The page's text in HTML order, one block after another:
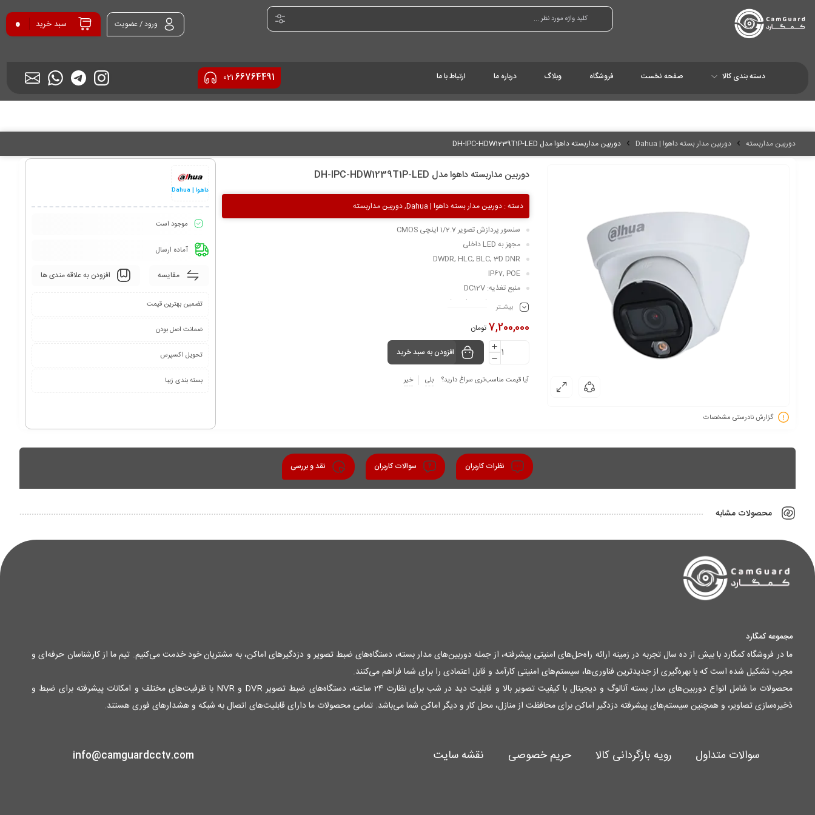
ورود / عضویت سبد خرید 0
دسته بندی کالا صفحه نخست فروشگاه وبلاگ درباره ما ارتباط با ما 66764491
021
دوربین مداربسته دوربین مدار بسته داهوا | Dahua دوربین مداربسته داهوا مدل DH-IPC-HDW1239T1P-LED
گزارش نادرستی مشخصات
دوربین مداربسته داهوا مدل DH-IPC-HDW1239T1P-LED
دسته :دوربین مدار بسته داهوا | Dahua ,دوربین مداربسته
سنسور پردازش تصویر 1/2.7 اینچی CMOS
مجهز به LED داخلی
DWDR, HLC, BLC, 3D DNR
IP67, POE
منبع تغذیه: DC12V
مجهز به motion detection
بیشـتر
7,200,000 تومان
افزودن به سبد خرید
آیا قیمت مناسب‌تری سراغ دارید؟ بلی خیر
داهوا | Dahua
موجود است
آماده ارسال
مقایسه افزودن به علاقه مندی ها
تضمین بهترین قیمت
ضمانت اصل بودن
تحویل اکسپرس
بسته بندی زیبا
نظرات کاربران سوالات کاربران نقد و بررسی
محصولات مشابه
مجموعه کمگارد
ما در فروشگاه کمگارد با بیش از ده سال تجربه در زمینه ارائه راه‌حل‌های امنیتی پیشرفته، از جمله دوربین‌های مدار بسته، دستگاه‌های ضبط تصویر و دزدگیرهای اماکن، به مشتریان خود خدمت می‌کنیم. تیم ما از کارشناسان حرفه‌ای و
مجرب تشکیل شده است که با بهره‌گیری از جدیدترین فناوری‌ها، سیستم‌های امنیتی کارآمد و قابل اعتمادی را برای شما فراهم می‌کنند.
محصولات ما شامل انواع دوربین‌های مدار بسته آنالوگ و دیجیتال با کیفیت تصویر بالا و قابلیت دید در شب برای نظارت 24 ساعته، دستگاه‌های ضبط تصویر DVR و NVR با ظرفیت‌های مختلف و امکانات پیشرفته برای ضبط و
ذخیره‌سازی تصاویر، و همچنین سیستم‌های پیشرفته دزدگیر اماکن برای محافظت از منازل، محل کار و دیگر اماکن شما می‌باشد. تمامی محصولات ما دارای قابلیت‌های اتصال به شبکه و هشدارهای فوری هستند.
سوالات متداول رویه بازگردانی کالا حریم خصوصی نقشه سایت info@camguardcctv.com